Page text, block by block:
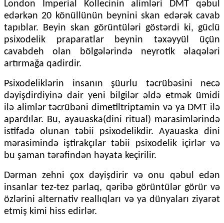
London İmperial Kollecinin alimləri DMT qəbul
edərkən 20 könüllünün beynini skan edərək cavab
tapıblar. Beyin skan görüntüləri göstərdi ki, güclü
psixodelik praparatlar beynin təxəyyül üçün
cavabdeh olan bölgələrində neyrotik əlaqələri
artırmağa qadirdir.
Psixodeliklərin insanın şüurlu təcrübəsini necə
dəyişdirdiyinə dair yeni bilgilər əldə etmək ümidi
ilə alimlər təcrübəni dimetiltriptamin və ya DMT ilə
apardılar. Bu, ayauaska(dini ritual) mərasimlərində
istifadə olunan təbii psixodelikdir. Ayauaska dini
mərasimində iştirakçılar təbii psixodelik içirlər və
bu şaman tərəfindən həyata keçirilir.
Dərman zehni çox dəyişdirir və onu qəbul edən
insanlar tez-tez parlaq, qəribə görüntülər görür və
özlərini alternativ reallıqları və ya dünyaları ziyarət
etmiş kimi hiss edirlər.